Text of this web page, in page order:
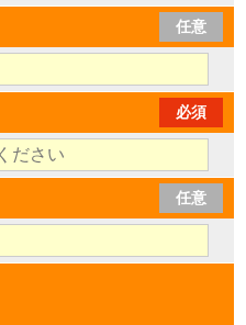
任意
必須
任意